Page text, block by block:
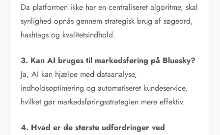
Da platformen ikke har en centraliseret algoritme, skal
synlighed opnås gennem strategisk brug af søgeord,
hashtags og kvalitetsindhold.
3. Kan AI bruges til markedsføring på Bluesky?
Ja, AI kan hjælpe med dataanalyse,
indholdsoptimering og automatiseret kundeservice,
hvilket gør markedsføringsstrategien mere effektiv.
4. Hvad er de største udfordringer ved